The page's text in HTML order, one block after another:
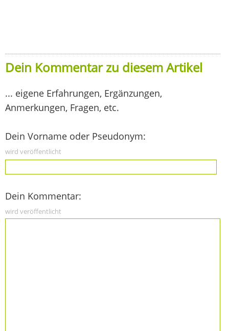
Dein Kommentar zu diesem Artikel
... eigene Erfahrungen, Ergänzungen,
Anmerkungen, Fragen, etc.
Dein Vorname oder Pseudonym:
wird veröffentlicht
Dein Kommentar:
wird veröffentlicht